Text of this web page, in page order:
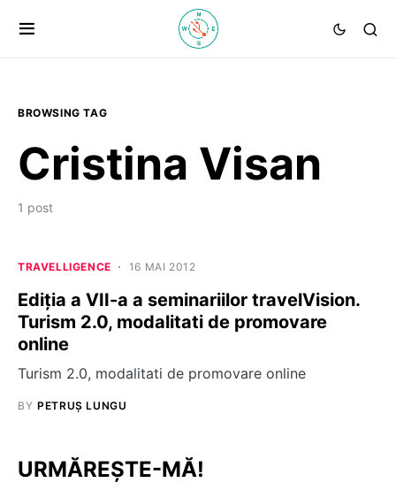
BROWSING TAG
Cristina Visan
1 post
TRAVELLIGENCE 16 MAI 2012
Ediția a VII-a a seminariilor travelVision.
Turism 2.0, modalitati de promovare
online
Turism 2.0, modalitati de promovare online
BY PETRUȘ LUNGU
URMĂREȘTE-MĂ!